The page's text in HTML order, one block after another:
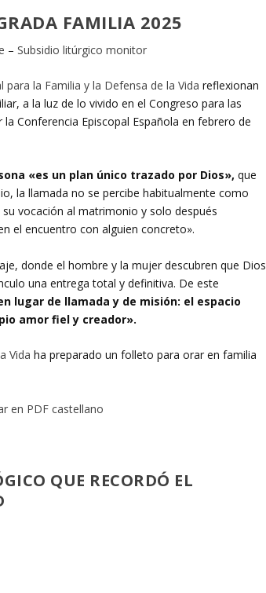
FAMILIA 2025
–Subsidio litúrgico monitor
para la Familia y la Defensa de la Vida reflexionan
a la luz de lo vivido en el Congreso para las
Conferencia Episcopal Española en febrero de
«es un plan único trazado por Dios»,que
la llamada no se percibe habitualmente como
vocación al matrimonio y solo después
el encuentro con alguien concreto».
donde el hombre y la mujer descubren que Dios
una entrega total y definitiva. De este
lugar de llamada y de misión: el espacio
amor fiel y creador».
Vida ha preparado un folleto para orar en familia
en PDF castellano
QUE RECORDÓ EL